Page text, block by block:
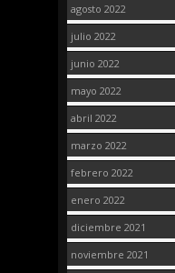
agosto 2022
julio 2022
junio 2022
mayo 2022
abril 2022
marzo 2022
febrero 2022
enero 2022
diciembre 2021
noviembre 2021